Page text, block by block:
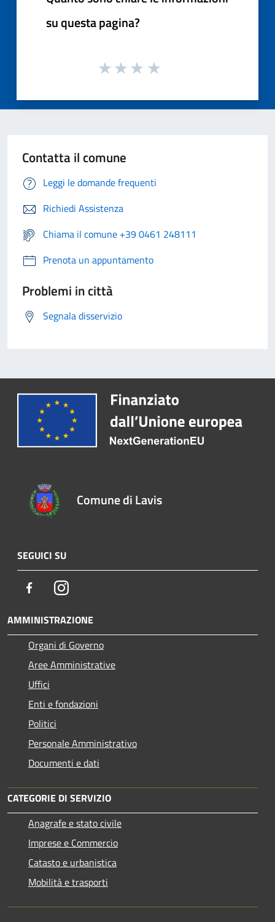
su questa pagina?
Contatta il comune
Leggi le domande frequenti
Richiedi Assistenza
Chiama il comune +39 0461 248111
Prenota un appuntamento
Problemi in città
Segnala disservizio
Comune di Lavis
SEGUICI SU
FacebookInstagram
AMMINISTRAZIONE
Organi di Governo
Aree Amministrative
Uffici
Enti e fondazioni
Politici
Personale Amministrativo
Documenti e dati
CATEGORIE DI SERVIZIO
Anagrafe e stato civile
Imprese e Commercio
Catasto e urbanistica
Mobilità e trasporti